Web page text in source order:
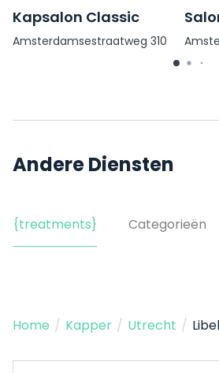
Kapsalon Classic
Amsterdamsestraatweg 310
Andere Diensten
{treatments} Categorieën
Home / Kapper / Utrecht /